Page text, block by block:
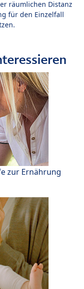
räumlichen Distanz
für den Einzelfall
zur Ernährung